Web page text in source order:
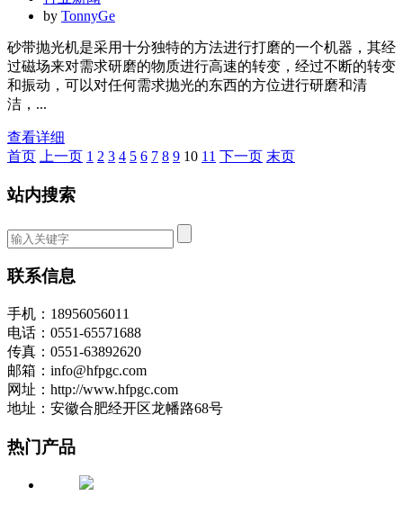
by TonnyGe
砂带抛光机是采用十分独特的方法进行打磨的一个机器，其经
过磁场来对需求研磨的物质进行高速的转变，经过不断的转变
和振动，可以对任何需求抛光的东西的方位进行研磨和清
洁，...
查看详细
首页
上一页 1 2 3 4 5 6 7 8 9 10 11 下一页 末页
站内搜索
联系信息
手机：18956056011
电话：0551-65571688
传真：0551-63892620
邮箱：info@hfpgc.com
网址：http://www.hfpgc.com
地址：安徽合肥经开区龙幡路68号
热门产品